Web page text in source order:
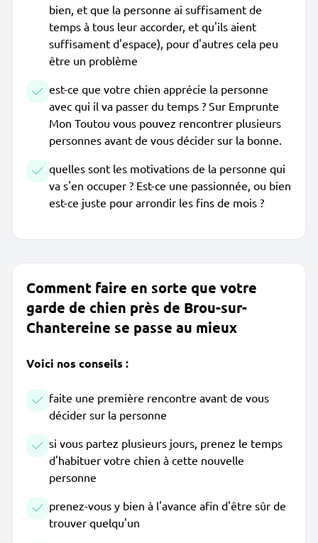
bien, et que la personne ai suffisament de
temps à tous leur accorder, et qu'ils aient
suffisament d'espace), pour d'autres cela peu
être un problème
est-ce que votre chien apprécie la personne
avec qui il va passer du temps ? Sur Emprunte
Mon Toutou vous pouvez rencontrer plusieurs
personnes avant de vous décider sur la bonne.
quelles sont les motivations de la personne qui
va s'en occuper ? Est-ce une passionnée, ou bien
est-ce juste pour arrondir les fins de mois ?
Comment faire en sorte que votre
garde de chien près de Brou-sur-
Chantereine se passe au mieux
Voici nos conseils :
faite une première rencontre avant de vous
décider sur la personne
si vous partez plusieurs jours, prenez le temps
d'habituer votre chien à cette nouvelle
personne
prenez-vous y bien à l'avance afin d'être sûr de
trouver quelqu'un